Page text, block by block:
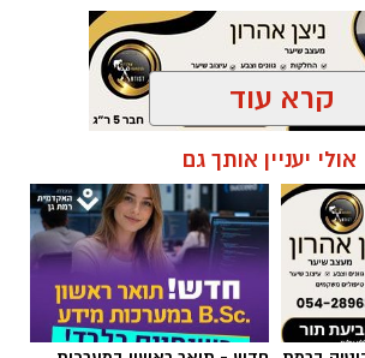
, שירים פוליטיים
קרא עוד
אולי יעניין אותך גם